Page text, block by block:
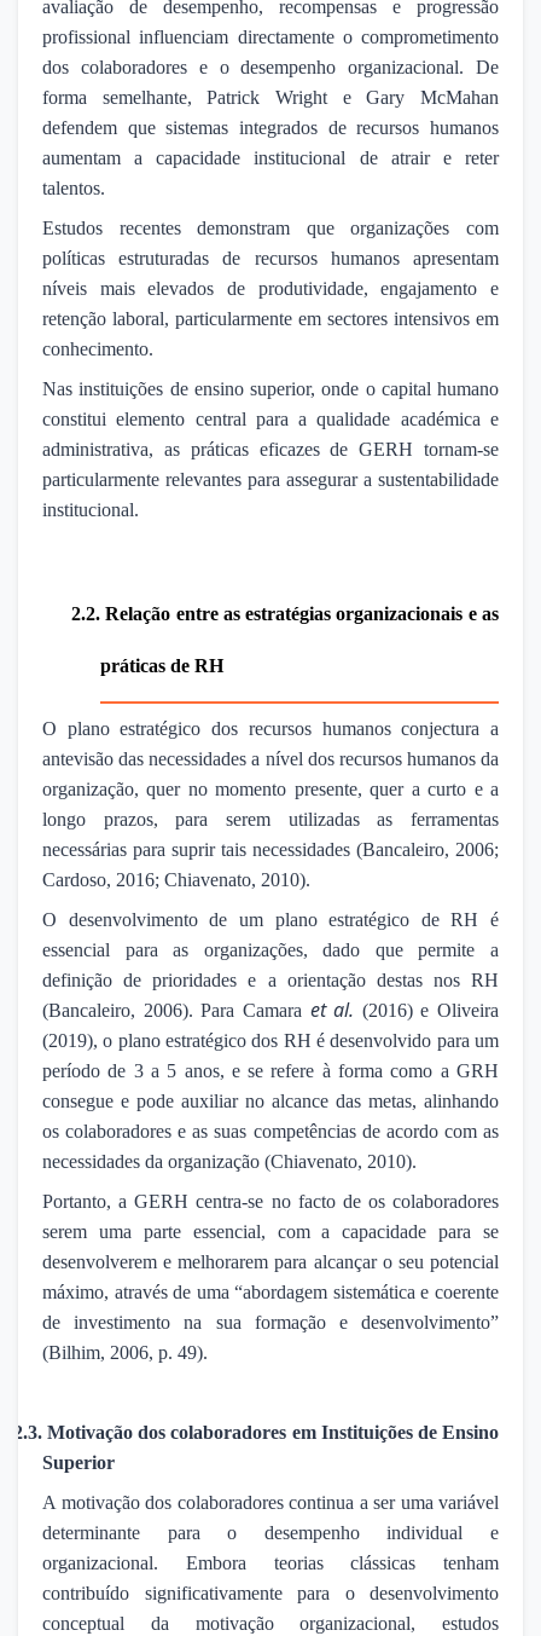
avaliação de desempenho, recompensas e progressão
profissional influenciam directamente o comprometimento
dos colaboradores e o desempenho organizacional. De
forma semelhante, Patrick Wright e Gary McMahan
defendem que sistemas integrados de recursos humanos
aumentam a capacidade institucional de atrair e reter
talentos.
Estudos recentes demonstram que organizações com
políticas estruturadas de recursos humanos apresentam
níveis mais elevados de produtividade, engajamento e
retenção laboral, particularmente em sectores intensivos em
conhecimento.
Nas instituições de ensino superior, onde o capital humano
constitui elemento central para a qualidade académica e
administrativa, as práticas eficazes de GERH tornam-se
particularmente relevantes para assegurar a sustentabilidade
institucional.
2.2. Relação entre as estratégias organizacionais e as
práticas de RH
O plano estratégico dos recursos humanos conjectura a
antevisão das necessidades a nível dos recursos humanos da
organização, quer no momento presente, quer a curto e a
longo prazos, para serem utilizadas as ferramentas
necessárias para suprir tais necessidades (Bancaleiro, 2006;
Cardoso, 2016; Chiavenato, 2010).
O desenvolvimento de um plano estratégico de RH é
essencial para as organizações, dado que permite a
definição de prioridades e a orientação destas nos RH
(Bancaleiro, 2006). Para Camara et al. (2016) e Oliveira
(2019), o plano estratégico dos RH é desenvolvido para um
período de 3 a 5 anos, e se refere à forma como a GRH
consegue e pode auxiliar no alcance das metas, alinhando
os colaboradores e as suas competências de acordo com as
necessidades da organização (Chiavenato, 2010).
Portanto, a GERH centra-se no facto de os colaboradores
serem uma parte essencial, com a capacidade para se
desenvolverem e melhorarem para alcançar o seu potencial
máximo, através de uma “abordagem sistemática e coerente
de investimento na sua formação e desenvolvimento”
(Bilhim, 2006, p. 49).
2.3. Motivação dos colaboradores em Instituições de Ensino
Superior
A motivação dos colaboradores continua a ser uma variável
determinante para o desempenho individual e
organizacional. Embora teorias clássicas tenham
contribuído significativamente para o desenvolvimento
conceptual da motivação organizacional, estudos